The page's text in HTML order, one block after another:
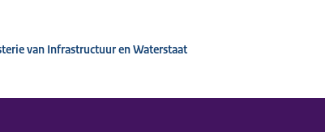
van Infrastructuur en Waterstaat